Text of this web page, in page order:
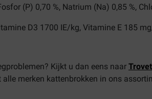
(P) 0,70 %, Natrium (Na) 0,85 %,
D3 1700 IE/kg, Vitamine E 185
Kijkt u dan eens naar
merken kattenbrokken in ons